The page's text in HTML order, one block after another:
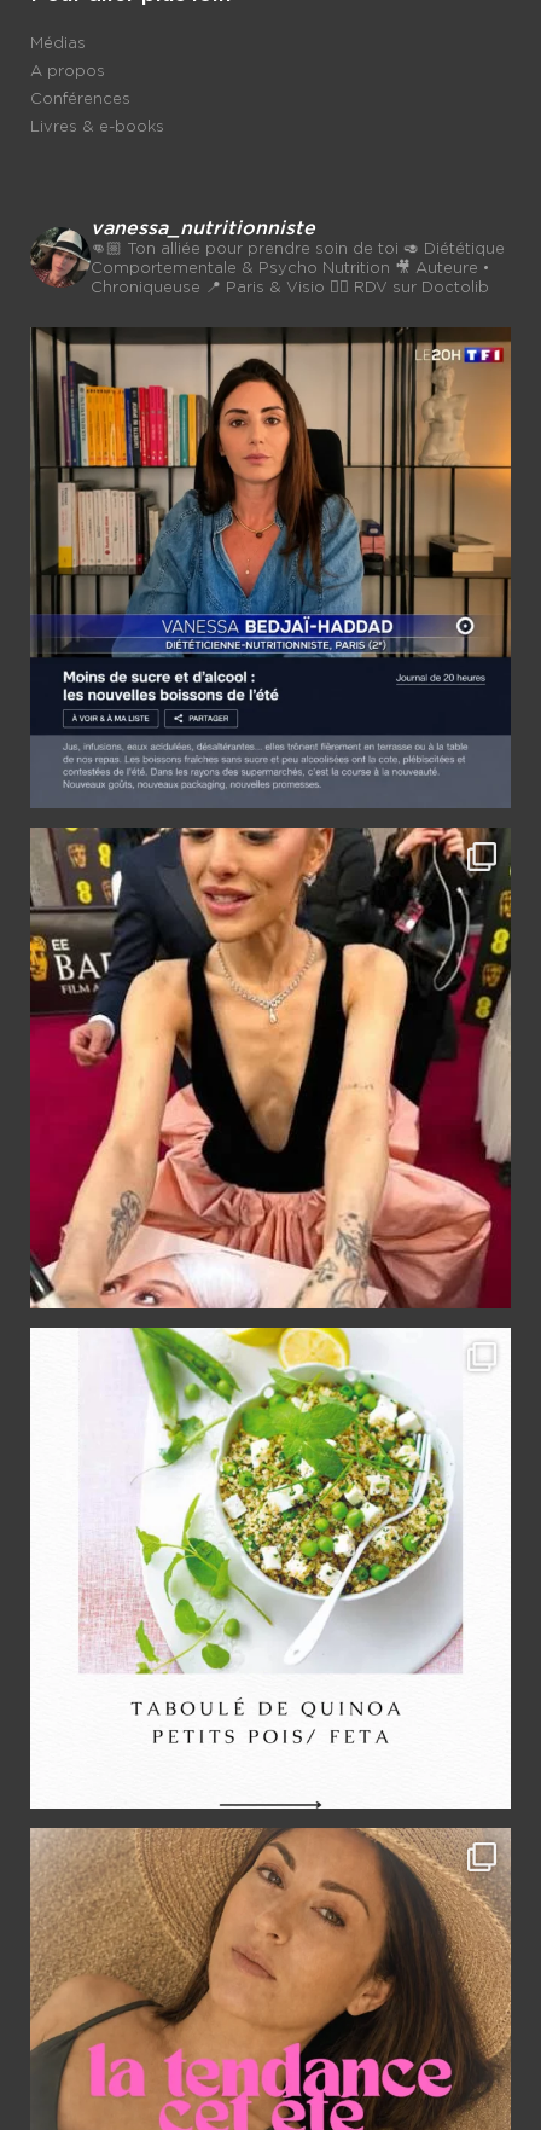
Médias
A propos
Conférences
Livres & e-books
vanessa_nutritionniste
👊🏼 Ton alliée pour prendre soin de toi 🥑 Diététique
Comportementale & Psycho Nutrition 🎥 Auteure •
Chroniqueuse 📍 Paris & Visio 👉🏼 RDV sur Doctolib